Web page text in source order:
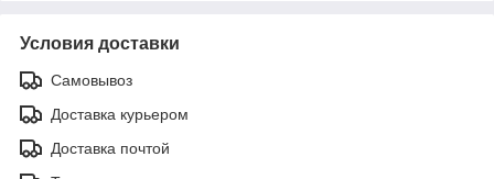
Условия доставки
Самовывоз
Доставка курьером
Доставка почтой